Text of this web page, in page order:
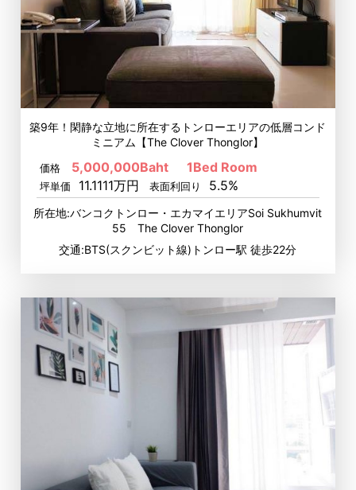
築9年！閑静な立地に所在するトンローエリアの低層コンド
ミニアム【The Clover Thonglor】
価格 5,000,000Baht 1Bed Room
坪単価 11.1111万円 表面利回り 5.5%
所在地:バンコクトンロー・エカマイエリアSoi Sukhumvit
55 The Clover Thonglor
交通:BTS(スクンビット線)トンロー駅 徒歩22分